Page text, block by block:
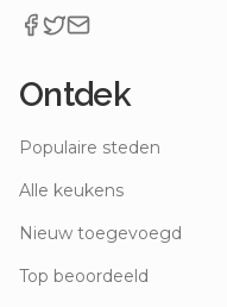
Ontdek
Populaire steden
Alle keukens
Nieuw toegevoegd
Top beoordeeld